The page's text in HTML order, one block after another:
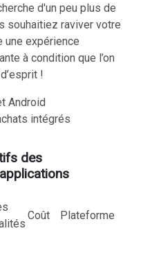
d'un peu plus de
souhaitiez raviver votre
une expérience
à condition que l’on
!
Android
intégrés
des
Coût Plateforme